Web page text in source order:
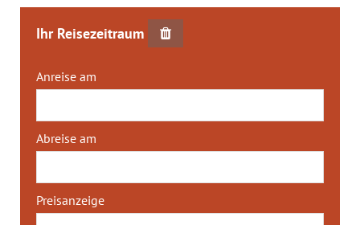
Ihr Reisezeitraum
Anreise am
Abreise am
Preisanzeige